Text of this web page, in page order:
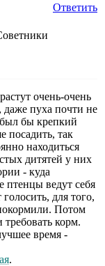
Ответить
очень-очень
пуха почти не
бы крепкий
посадить, так
находиться
дитятей у них
- куда
птенцы ведут себя
для того,
Потом
корм.
время -
.